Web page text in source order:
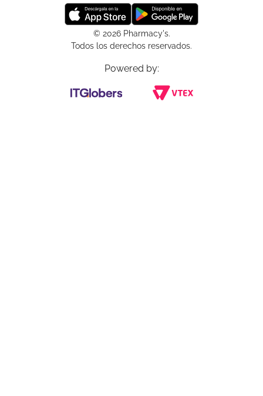
© 2026 Pharmacy's.
Todos los derechos reservados.
Powered by: